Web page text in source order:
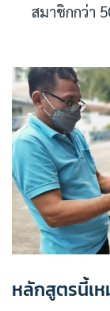
สมาชิกกว่า
หลักสูตรนี้เห